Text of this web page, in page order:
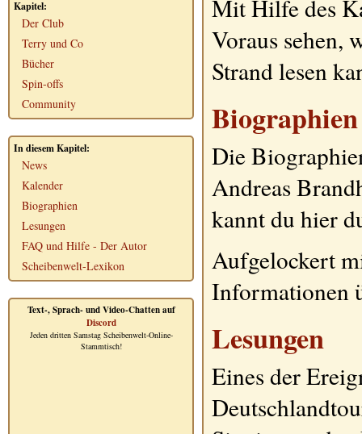
Kapitel:
Der Club
Terry und Co
Bücher
Spin-offs
Community
In diesem Kapitel:
News
Kalender
Biographien
Lesungen
FAQ und Hilfe - Der Autor
Scheibenwelt-Lexikon
Text-, Sprach- und Video-Chatten auf
Discord
Jeden dritten Samstag Scheibenwelt-Online-
Stammtisch!
Mit Hilfe des
Voraus sehen,
Strand lesen
Biographien
Die
Andreas
kannt du hier
Aufgelockert
Informationen
Lesungen
Eines der